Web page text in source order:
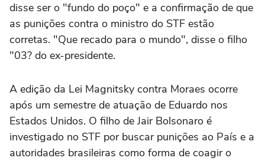
disse ser o "fundo do poço" e a confirmação de que
as punições contra o ministro do STF estão
corretas. "Que recado para o mundo", disse o filho
"03? do ex-presidente.
A edição da Lei Magnitsky contra Moraes ocorre
após um semestre de atuação de Eduardo nos
Estados Unidos. O filho de Jair Bolsonaro é
investigado no STF por buscar punições ao País e a
autoridades brasileiras como forma de coagir o